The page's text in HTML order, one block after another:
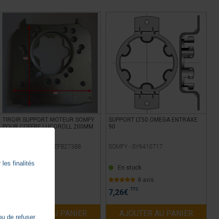
TIROIR SUPPORT MOTEUR SOMFY
POUR COFFRE LUCOROLL 200MM
ZFB273B8
En stock
AJOUTER AU PANIER
SUPPORT LT50 OMEGA ENTRAXE
90
SOMFY - SY9410717
En stock
8 avis
7,26€ TTC
AJOUTER AU PANIER
les finalités
de refuser